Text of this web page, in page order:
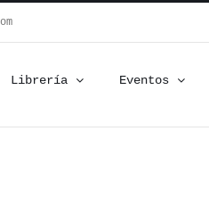
Librería Eventos